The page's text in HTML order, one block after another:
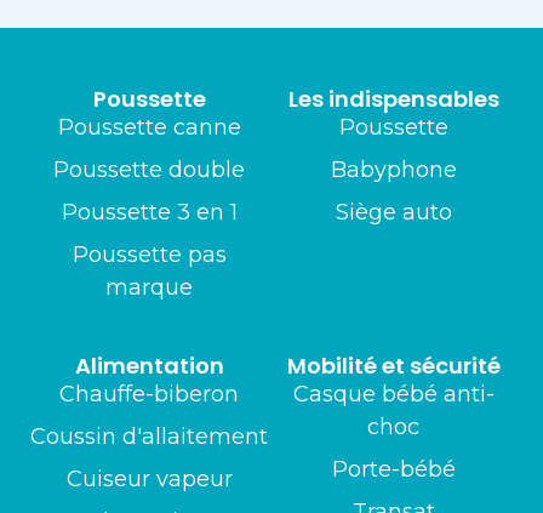
Les indispensables
Poussette
Babyphone
Siège auto
Poussette
Poussette canne
Poussette double
Poussette 3 en 1
Poussette pas
marque
Mobilité et sécurité
Casque bébé anti-
choc
Porte-bébé
Alimentation
Chauffe-biberon
Coussin d'allaitement
Cuiseur vapeur